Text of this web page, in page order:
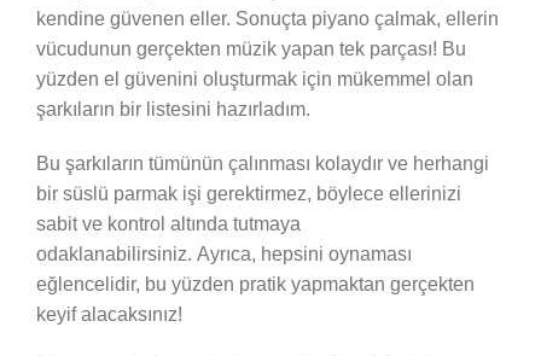
kendine güvenen eller. Sonuçta piyano çalmak, ellerin
vücudunun gerçekten müzik yapan tek parçası! Bu
yüzden el güvenini oluşturmak için mükemmel olan
şarkıların bir listesini hazırladım.
Bu şarkıların tümünün çalınması kolaydır ve herhangi
bir süslü parmak işi gerektirmez, böylece ellerinizi
sabit ve kontrol altında tutmaya
odaklanabilirsiniz. Ayrıca, hepsini oynaması
eğlencelidir, bu yüzden pratik yapmaktan gerçekten
keyif alacaksınız!